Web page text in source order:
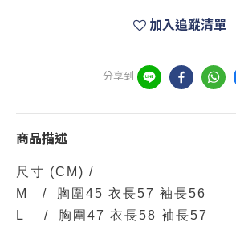
加入追蹤清單
分享到
商品描述
尺寸 (CM) /
M / 胸圍45 衣長57 袖長56
L / 胸圍47 衣長58 袖長57